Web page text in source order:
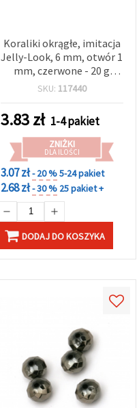
Koraliki okrągłe, imitacja
Jelly-Look, 6 mm, otwór 1
mm, czerwone - 20 g
(~160 szt.)
SKU: 117440
3.83zł 1-4 pakiet
ZNIŻKI
DLA ILOŚCI
3.07 zł- 20 %5-24 pakiet
2.68 zł- 30 % 25 pakiet +
DODAJ DO KOSZYKA